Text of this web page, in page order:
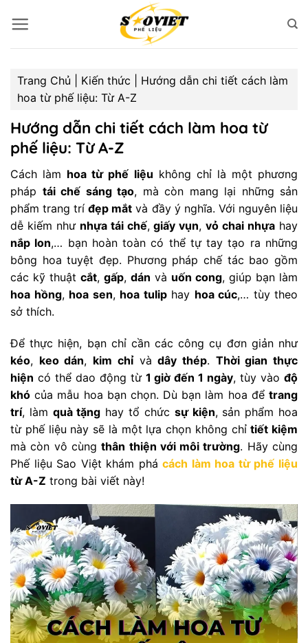
qua
Trang Chủ
Kiến thức
Hướng dẫn chi tiết cách làm
hoa từ phế liệu: Từ A-Z
Hướng dẫn chi tiết cách làm hoa từ
phế liệu: Từ A-Z
Cách làm hoa từ phế liệu không chỉ là một phương
pháp tái chế sáng tạo, mà còn mang lại những sản
phẩm trang tríđẹp mắt và đầy ý nghĩa. Với nguyên liệu
dễ kiếm như nhựa tái chế,giấy vụn,vỏ chai nhựa hay
nắp lon,… bạn hoàn toàn có thể tự tay tạo ra những
bông hoa tuyệt đẹp. Phương pháp chế tác bao gồm
các kỹ thuật cắt, gấp, dán và uốn cong, giúp bạn làm
hoa hồng, hoa sen, hoa tuliphay hoa cúc,… tùy theo
sở thích.
Để thực hiện, bạn chỉ cần các công cụ đơn giản như
kéo, keo dán, kim chỉvàdây thép. Thời gian thực
hiện có thể dao động từ 1 giờ đến 1 ngày, tùy vàođộ
khó của mẫu hoa bạn chọn. Dù bạn làm hoa để trang
trí, làm quà tặng hay tổ chức sự kiện, sản phẩm hoa
từ phế liệu này sẽ là một lựa chọn không chỉtiết kiệm
mà còn vô cùngthân thiện với môi trường. Hãy cùng
Phế liệu Sao Việt khám phácách làm hoa từ phế liệu
từ A-Z trong bài viết này!